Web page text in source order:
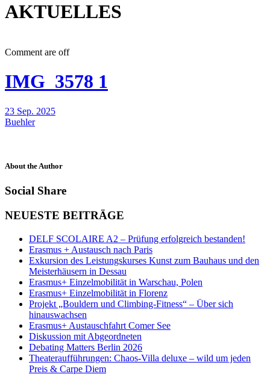
AKTUELLES
Comment are off
IMG_3578 1
23 Sep. 2025
Buehler
About the Author
Social Share
NEUESTE BEITRÄGE
DELF SCOLAIRE A2 – Prüfung erfolgreich bestanden!
Erasmus + Austausch nach Paris
Exkursion des Leistungskurses Kunst zum Bauhaus und den
Meisterhäusern in Dessau
Erasmus+ Einzelmobilität in Warschau, Polen
Erasmus+ Einzelmobilität in Florenz
Projekt „Bouldern und Climbing-Fitness“ – Über sich
hinauswachsen
Erasmus+ Austauschfahrt Comer See
Diskussion mit Abgeordneten
Debating Matters Berlin 2026
Theateraufführungen: Chaos-Villa deluxe – wild um jeden
Preis & Carpe Diem